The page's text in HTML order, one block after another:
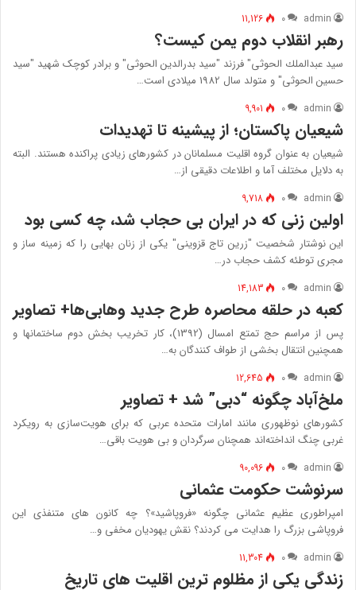
admin ۰ 11,126
رهبر انقلاب دوم یمن کیست؟
سید عبدالملك الحوثی" فرزند "سید بدرالدين الحوثی" و برادر کوچک شهید "سید
حسین الحوثی" و متولد سال 1982 میلادی است…
admin ۰ 9,901
شیعیان پاکستان؛ از پیشینه تا تهدیدات
شیعیان به عنوان گروه اقلیت مسلمانان در کشورهای زیادی پراکنده هستند. البته
به دلایل مختلف آما و اطلاعات دقیقی از…
admin ۰ 9,718
اولین زنی که در ایران بی حجاب شد، چه کسی بود
این نوشتار شخصیت "زرین تاج قزوینی" یکی از زنان بهایی را که زمینه ساز و
مجری توطئه کشف حجاب در…
admin ۰ 14,183
کعبه در حلقه محاصره طرح جدید وهابی‌ها+ تصاویر
پس از مراسم حج تمتع امسال (1392)، كار تخريب بخش دوم ساختمانها و
همچنین انتقال بخشی از طواف کنندگان به…
admin ۰ 12,645
ملخ‌آباد چگونه “دبی” شد + تصاویر
کشورهای نوظهوری مانند امارات متحده عربی که برای هویت‌سازی به رویکرد
غربی چنگ انداخته‌اند همچنان سرگردان و بی هویت باقی…
admin ۰ 90,096
سرنوشت حکومت عثمانی
امپراطوری عظیم عثمانی چگونه «فروپاشید»؟ چه کانون های متنفذی این
فروپاشی بزرگ را هدایت می کردند؟ نقش یهودیان مخفی و…
admin ۰ 11,304
زندگی یکی از مظلوم ترین اقلیت های تاریخ